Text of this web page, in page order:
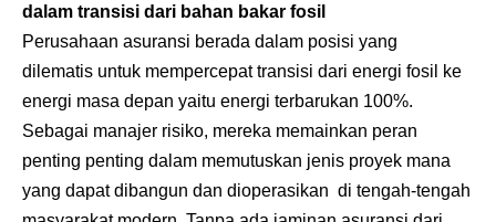
dalam transisi dari bahan bakar fosil
Perusahaan asuransi berada dalam posisi yang
dilematis untuk mempercepat transisi dari energi fosil ke
energi masa depan yaitu energi terbarukan 100%.
Sebagai manajer risiko, mereka memainkan peran
penting penting dalam memutuskan jenis proyek mana
yang dapat dibangun dan dioperasikan di tengah-tengah